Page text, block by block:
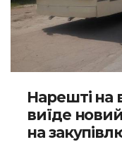
Нарешті на
виїде
на